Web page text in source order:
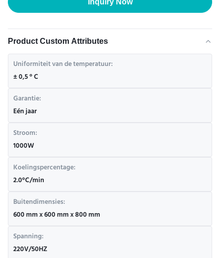
Inquiry Now
Product Custom Attributes
Uniformiteit van de temperatuur:
± 0,5 ° C
Garantie:
Eén jaar
Stroom:
1000W
Koelingspercentage:
2.0°C/min
Buitendimensies:
600 mm x 600 mm x 800 mm
Spanning:
220V/50HZ